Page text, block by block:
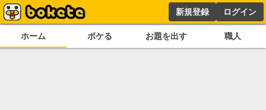
新規登録 ログイン
ホーム ボケる お題を出す 職人